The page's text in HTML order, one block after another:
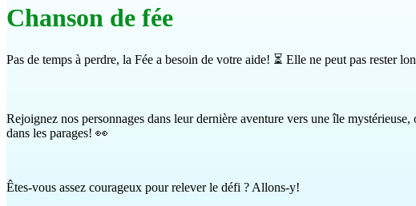
Chanson de fée
Pas de temps à perdre, la Fée a besoin de votre aide! ⏳ Elle ne peut pas rester
Rejoignez nos personnages dans leur dernière aventure vers une île
dans les parages! 👀
Êtes-vous assez courageux pour relever le défi ? Allons-y!